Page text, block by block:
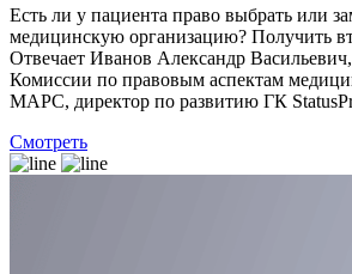
Есть ли у пациента право выбрать или
медицинскую организацию? Получить
Отвечает Иванов Александр
Комиссии по правовым аспектам
МАРС, директор по развитию ГК
Смотреть